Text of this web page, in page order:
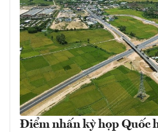
Điểm nhấn kỳ họp Quốc